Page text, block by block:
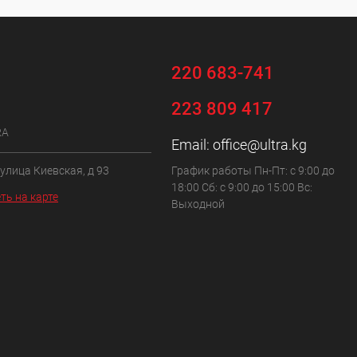
Киевская, д 93
на карте
220 683-741
223 809 417
Email: office@ultra.kg
График работы Пн-Пт: с 9:00 до
18:00 Сб: с 9:00 до 15:00 Вс:
Выходной